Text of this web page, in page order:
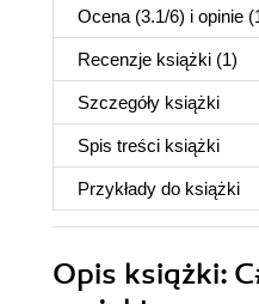
Ocena (3.1/6) i opinie
Recenzje książki (1)
Szczegóły książki
Spis treści książki
Przykłady do książki
Opis książki: